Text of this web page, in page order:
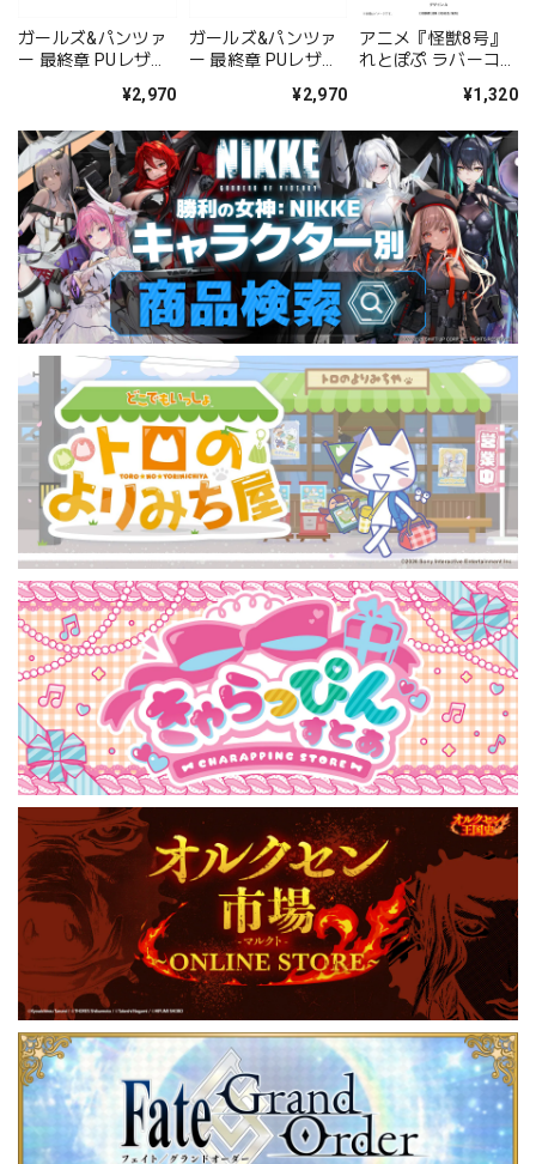
ガールズ&パンツァ
ー 最終章 PUレザー
¥2,970
ガールズ&パンツァ
ー 最終章 PUレザー
¥2,970
アニメ『怪獣8号』
れとぽぷ ラバーコイ
¥1,320